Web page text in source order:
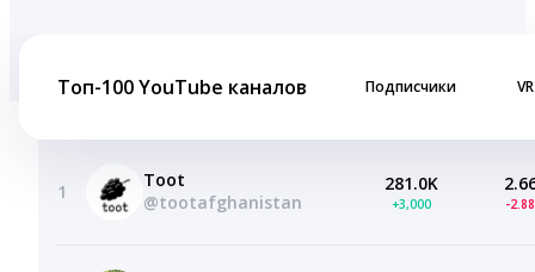
Топ-100 YouTube каналов Подписчики VR
1
Toot
@tootafghanistan
281.0K
+3,000 -